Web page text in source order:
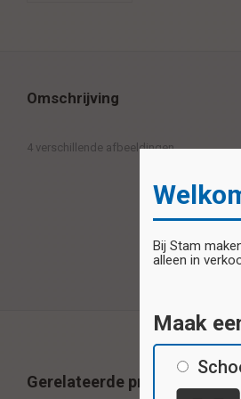
Omschrijving
4 verschillende afbeeldingen
Gerelateerde producten
Bij Stam
alleen in
Maak